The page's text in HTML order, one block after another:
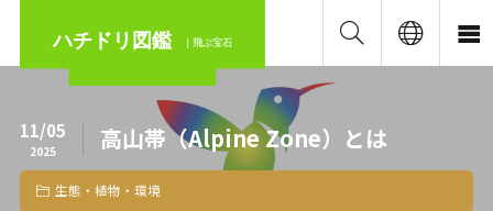
ハチドリ図鑑 ｜飛ぶ宝石
11/05
2025 高山帯（Alpine Zone）とは
生態・植物・環境